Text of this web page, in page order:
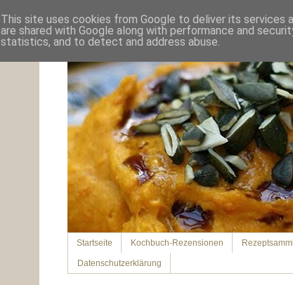
Startseite Kochbuch-Rezensionen
Datenschutzerklärung
This site uses cookies from Google to deliver its services
are shared with Google along with performance and
statistics, and to detect and address abuse.